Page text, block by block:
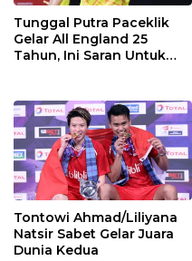
Tunggal Putra Paceklik
Gelar All England 25
Tahun, Ini Saran Untuk
Tontowi Ahmad/Liliyana
Natsir Sabet Gelar Juara
Dunia Kedua